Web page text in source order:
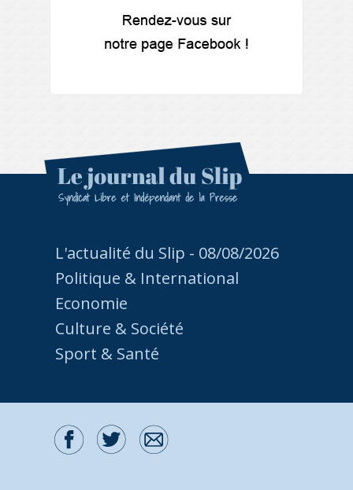
L'actualité du Slip - 08/08/2026
Politique & International
Economie
Culture & Société
Sport & Santé